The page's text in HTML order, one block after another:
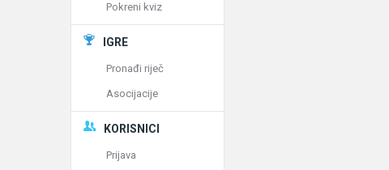
Pokreni kviz
IGRE
Pronađi riječ
Asocijacije
KORISNICI
Prijava